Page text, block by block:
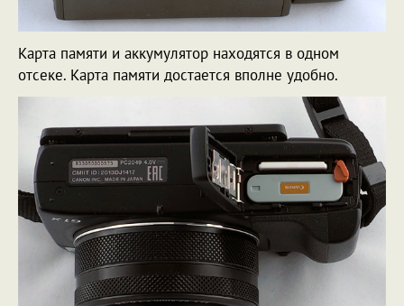
Карта памяти и аккумулятор находятся в одном
отсеке. Карта памяти достается вполне удобно.